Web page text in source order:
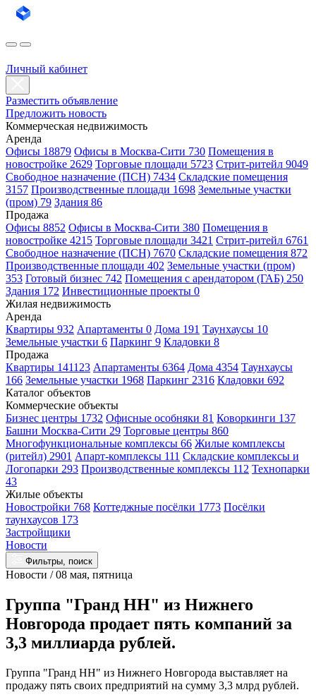
Личный кабинет
Разместить объявление
Предложить новость
Коммерческая недвижимость
Аренда
Офисы 18879 Офисы в Москва-Сити 730 Помещения в
новостройке 2629 Торговые площади 5723 Стрит-ритейл 9049
Свободное назначение (ПСН) 7434 Складские помещения
3157 Производственные площади 1698 Земельные участки
(пром) 79 Здания 86
Продажа
Офисы 8852 Офисы в Москва-Сити 380 Помещения в
новостройке 4215 Торговые площади 3421 Стрит-ритейл 6761
Свободное назначение (ПСН) 7670 Складские помещения 872
Производственные площади 402 Земельные участки (пром)
353 Готовый бизнес 742 Помещения с арендатором (ГАБ) 250
Здания 172 Инвестиционные проекты 0
Жилая недвижимость
Аренда
Квартиры 932 Апартаменты 0 Дома 191 Таунхаусы 10
Земельные участки 6 Паркинг 9 Кладовки 8
Продажа
Квартиры 141123 Апартаменты 6364 Дома 4354 Таунхаусы
166 Земельные участки 1968 Паркинг 2316 Кладовки 692
Каталог объектов
Коммерческие объекты
Бизнес центры 1732 Офисные особняки 81 Коворкинги 137
Башни Москва-Сити 29 Торговые центры 860
Многофункциональные комплексы 66 Жилые комплексы
(ритейл) 2901 Апарт-комплексы 111 Складские комплексы и
Логопарки 293 Производственные комплексы 112 Технопарки
43
Жилые объекты
Новостройки 768 Коттеджные посёлки 1773 Посёлки
таунхаусов 173
Застройщики
Новости
Фильтры, поиск
Новости / 08 мая, пятница
Группа "Гранд НН" из Нижнего
Новгорода продает пять компаний за
3,3 миллиарда рублей.
Группа "Гранд НН" из Нижнего Новгорода выставляет на
продажу пять своих предприятий на сумму 3,3 млрд рублей.